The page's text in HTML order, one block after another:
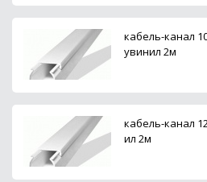
кабель-канал
увинил 2м
кабель-канал
ил 2м